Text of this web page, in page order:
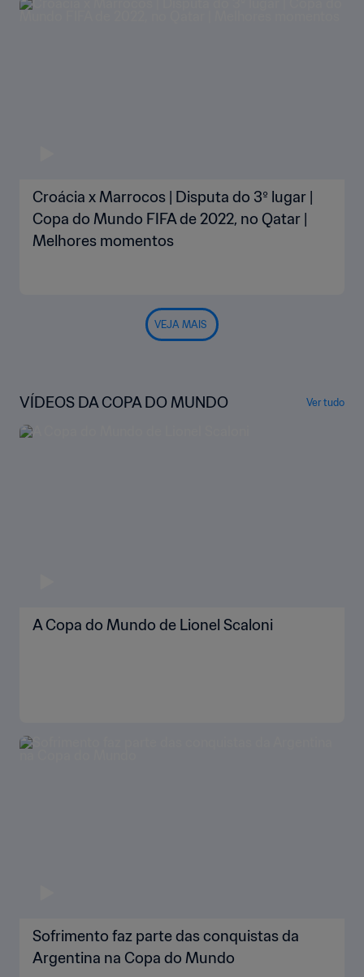
Croácia x Marrocos | Disputa do 3º lugar |
Copa do Mundo FIFA de 2022, no Qatar |
Melhores momentos
VEJA MAIS
VÍDEOS DA COPA DO MUNDO Ver tudo
A Copa do Mundo de Lionel Scaloni
Sofrimento faz parte das conquistas da
Argentina na Copa do Mundo